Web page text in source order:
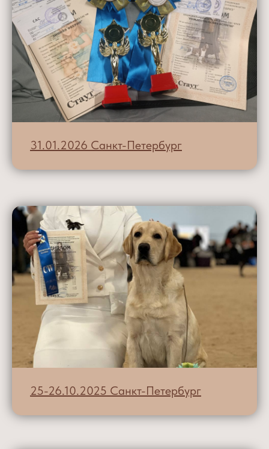
31.01.2026 Санкт-Петербург
25-26.10.2025 Санкт-Петербург